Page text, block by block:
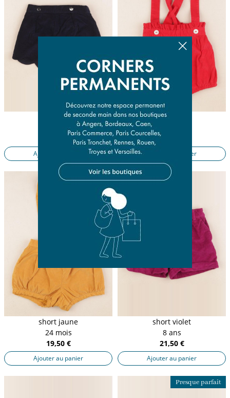
short bleu
18 mois
Ajouter au panier
short rouge
15,50 €
Ajouter au panier
short jaune
24 mois
19,50 €
Ajouter au panier
short violet
8 ans
21,50 €
Ajouter au panier
Presque parfait